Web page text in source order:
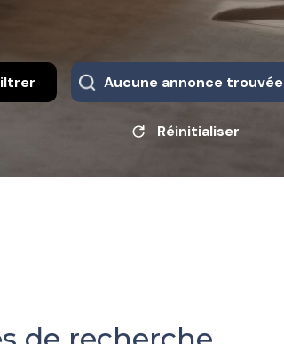
Aucune annonce trouvée
Réinitialiser